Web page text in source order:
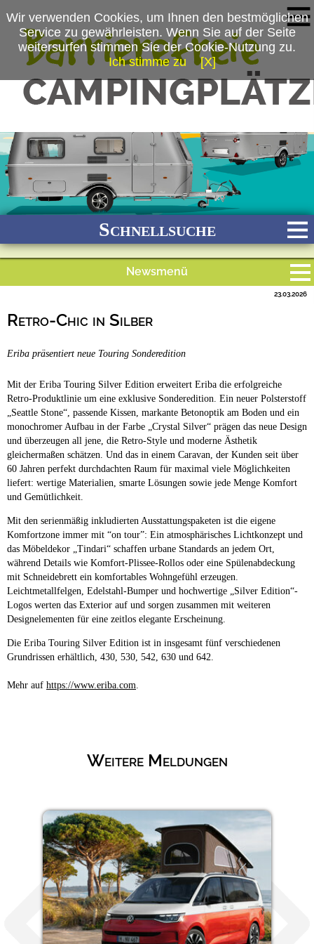
(c) Hymer GmbH & Co. KGSchnellsuche
Ganzjährig geöffnet
Newsmenü
Campingplätze
Camping & Caravan
Touristik
Retro-Chic in Silber
23.03.2026
Eriba präsentiert neue Touring Sonderedition
Mit der Eriba Touring Silver Edition erweitert Eriba die erfolgreiche
Retro-Produktlinie um eine exklusive Sonderedition. Ein neuer Polsterstoff
„Seattle Stone“, passende Kissen, markante Betonoptik am Boden und ein
monochromer Aufbau in der Farbe „Crystal Silver“ prägen das neue Design
und überzeugen all jene, die Retro-Style und moderne Ästhetik
gleichermaßen schätzen. Und das in einem Caravan, der Kunden seit über
60 Jahren perfekt durchdachten Raum für maximal viele Möglichkeiten
liefert: wertige Materialien, smarte Lösungen sowie jede Menge Komfort
und Gemütlichkeit.
Mit den serienmäßig inkludierten Ausstattungspaketen ist die eigene
Komfortzone immer mit “on tour”: Ein atmosphärisches Lichtkonzept und
das Möbeldekor „Tindari“ schaffen urbane Standards an jedem Ort,
während Details wie Komfort-Plissee-Rollos oder eine Spülenabdeckung
mit Schneidebrett ein komfortables Wohngefühl erzeugen.
Leichtmetallfelgen, Edelstahl-Bumper und hochwertige „Silver Edition“-
Logos werten das Exterior auf und sorgen zusammen mit weiteren
Designelementen für eine zeitlos elegante Erscheinung.
Die Eriba Touring Silver Edition ist in insgesamt fünf verschiedenen
Grundrissen erhältlich, 430, 530, 542, 630 und 642.
Mehr auf https://www.eriba.com
Weitere Meldungen
Wir verwenden Cookies, um Ihnen den bestmöglichen
Service zu gewährleisten. Wenn Sie auf der Seite
weitersurfen stimmen Sie der Cookie-Nutzung zu.
Ich stimme zu
[X]